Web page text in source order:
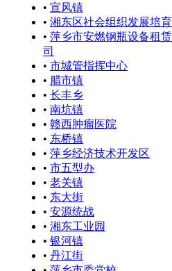
• 宣风镇
• 湘东区社会组织发展培
• 萍乡市安燃钢瓶设备租
司
• 市城管指挥中心
• 腊市镇
• 长丰乡
• 南坑镇
• 赣西肿瘤医院
• 东桥镇
• 萍乡经济技术开发区
• 市五型办
• 老关镇
• 东大街
• 安源统战
• 湘东工业园
• 银河镇
• 丹江街